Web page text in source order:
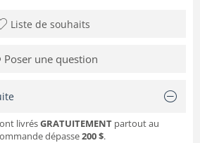
Liste de souhaits
Poser une question
livrésGRATUITEMENT partout au
dépasse200 $.